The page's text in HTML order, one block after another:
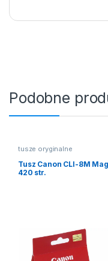
Podobne
tusze oryginalne
Tusz Canon CLI-8M
420 str.